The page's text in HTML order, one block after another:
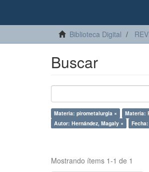
Biblioteca Digital
Buscar
Materia: pirometalurgia × Materia:
Autor: Hernández, Magaly ×
Mostrando ítems 1-1 de 1